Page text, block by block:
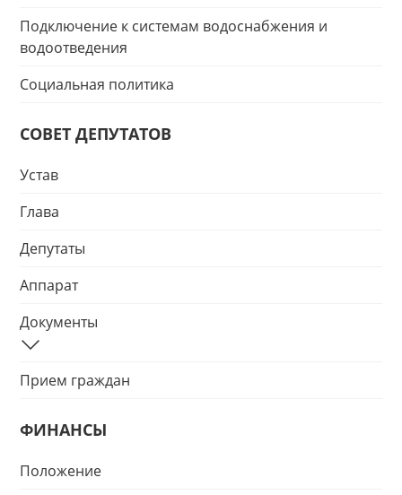
Подключение к системам водоснабжения и
водоотведения
Социальная политика
СОВЕТ ДЕПУТАТОВ
Устав
Глава
Депутаты
Аппарат
Документы
Прием граждан
ФИНАНСЫ
Положение